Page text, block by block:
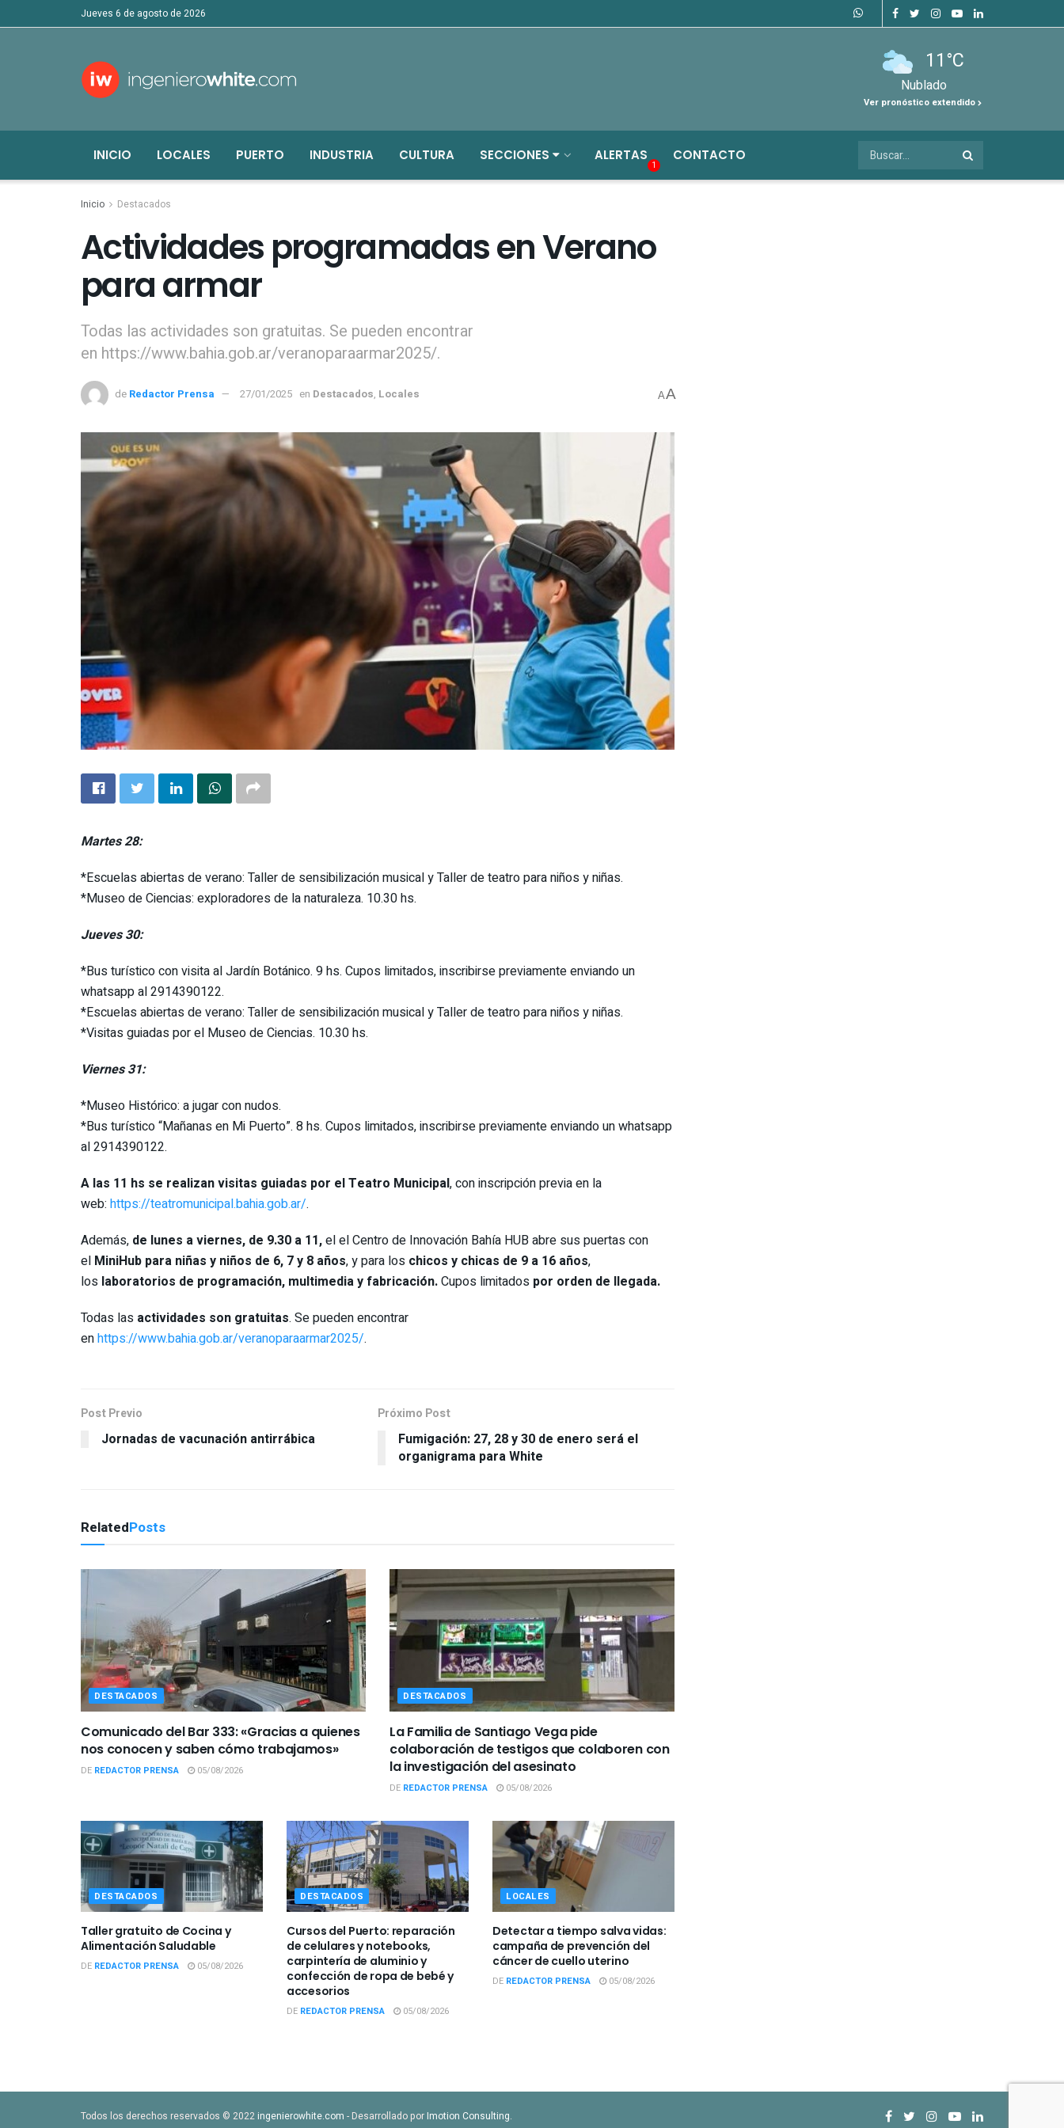
jueves 6 de agosto de 2026
11°C
Nublado
Ver pronóstico extendido
INICIO LOCALES PUERTO INDUSTRIA CULTURA SECCIONES ALERTAS
1
CONTACTO
Inicio Destacados
Actividades programadas en Verano
para armar
Todas las actividades son gratuitas. Se pueden encontrar
en https://www.bahia.gob.ar/veranoparaarmar2025/.
de Redactor Prensa 27/01/2025 en Destacados, Locales AA
Martes 28:
*Escuelas abiertas de verano: Taller de sensibilización musical y Taller de teatro para niños y niñas.
*Museo de Ciencias: exploradores de la naturaleza. 10.30 hs.
Jueves 30:
*Bus turístico con visita al Jardín Botánico. 9 hs. Cupos limitados, inscribirse previamente enviando un
whatsapp al 2914390122.
*Escuelas abiertas de verano: Taller de sensibilización musical y Taller de teatro para niños y niñas.
*Visitas guiadas por el Museo de Ciencias. 10.30 hs.
Viernes 31:
*Museo Histórico: a jugar con nudos.
*Bus turístico “Mañanas en Mi Puerto”. 8 hs. Cupos limitados, inscribirse previamente enviando un whatsapp
al 2914390122.
A las 11 hs se realizan visitas guiadas por el Teatro Municipal, con inscripción previa en la
web: https://teatromunicipal.bahia.gob.ar/.
Además, de lunes a viernes, de 9.30 a 11,el el Centro de Innovación Bahía HUB abre sus puertas con
el MiniHub para niñas y niños de 6, 7 y 8 años, y para los chicos y chicas de 9 a 16 años,
los laboratorios de programación, multimedia y fabricación.Cupos limitados por orden de llegada.
Todas las actividades son gratuitas. Se pueden encontrar
enhttps://www.bahia.gob.ar/veranoparaarmar2025/.
Post Previo
Jornadas de vacunación antirrábica
Próximo Post
Fumigación: 27, 28 y 30 de enero será el
organigrama para White
RelatedPosts
DESTACADOS
Comunicado del Bar 333: «Gracias a quienes
nos conocen y saben cómo trabajamos»
DE REDACTOR PRENSA 05/08/2026
DESTACADOS
La Familia de Santiago Vega pide
colaboración de testigos que colaboren con
la investigación del asesinato
DE REDACTOR PRENSA 05/08/2026
DESTACADOS
Taller gratuito de Cocina y
Alimentación Saludable
DE REDACTOR PRENSA 05/08/2026
DESTACADOS
Cursos del Puerto: reparación
de celulares y notebooks,
carpintería de aluminio y
confección de ropa de bebé y
accesorios
DE REDACTOR PRENSA 05/08/2026
LOCALES
Detectar a tiempo salva vidas:
campaña de prevención del
cáncer de cuello uterino
DE REDACTOR PRENSA 05/08/2026
Todos los derechos reservados © 2022ingenierowhite.com - Desarrollado porImotion Consulting.